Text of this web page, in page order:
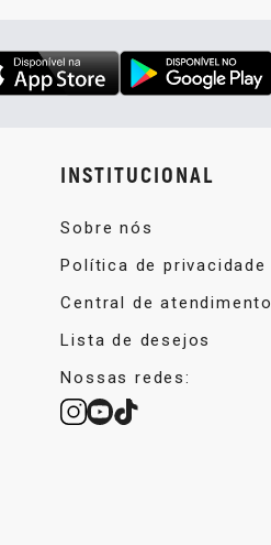
INSTITUCIONAL
Sobre nós
Política de privacidade
Central de atendimento
Lista de desejos
Nossas redes: